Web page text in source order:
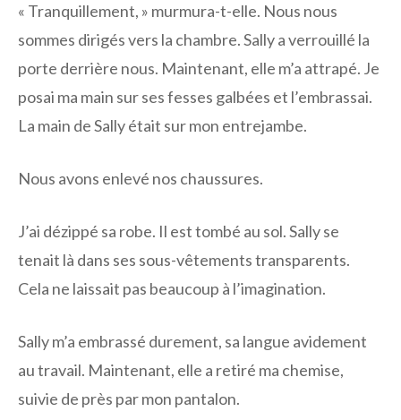
« Tranquillement, » murmura-t-elle. Nous nous
sommes dirigés vers la chambre. Sally a verrouillé la
porte derrière nous. Maintenant, elle m’a attrapé. Je
posai ma main sur ses fesses galbées et l’embrassai.
La main de Sally était sur mon entrejambe.
Nous avons enlevé nos chaussures.
J’ai dézippé sa robe. Il est tombé au sol. Sally se
tenait là dans ses sous-vêtements transparents.
Cela ne laissait pas beaucoup à l’imagination.
Sally m’a embrassé durement, sa langue avidement
au travail. Maintenant, elle a retiré ma chemise,
suivie de près par mon pantalon.